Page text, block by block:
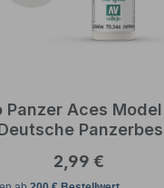
Panzer Aces
Regulärer Preis:
2,99 €